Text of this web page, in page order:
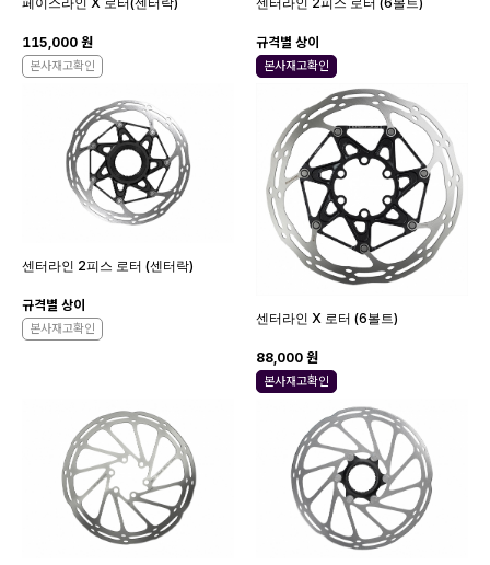
115,000 원
본사재고확인
규격별 상이
본사재고확인
센터라인 2피스 로터 (센터락)
규격별 상이
본사재고확인
센터라인 X 로터 (6볼트)
88,000 원
본사재고확인